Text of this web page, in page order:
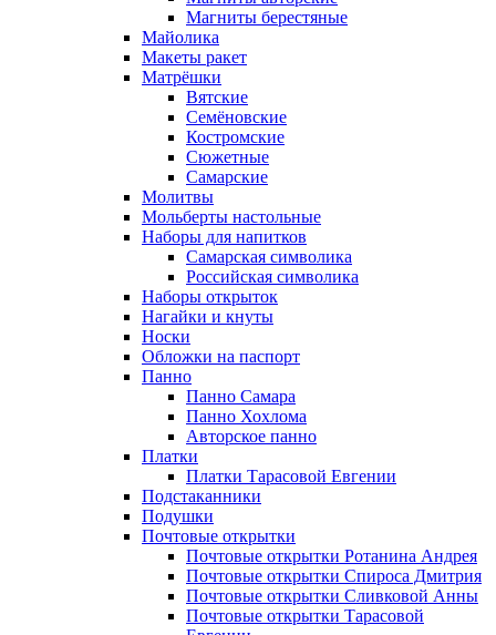
Магниты берестяные
Майолика
Макеты ракет
Матрёшки
Вятские
Семёновские
Костромские
Сюжетные
Самарские
Молитвы
Мольберты настольные
Наборы для напитков
Самарская символика
Российская символика
Наборы открыток
Нагайки и кнуты
Носки
Обложки на паспорт
Панно
Панно Самара
Панно Хохлома
Авторское панно
Платки
Платки Тарасовой Евгении
Подстаканники
Подушки
Почтовые открытки
Почтовые открытки Ротанина Андрея
Почтовые открытки Спироса Дмитрия
Почтовые открытки Сливковой Анны
Почтовые открытки Тарасовой